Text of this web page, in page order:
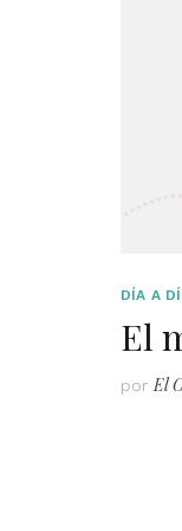
DÍA A
El
por El